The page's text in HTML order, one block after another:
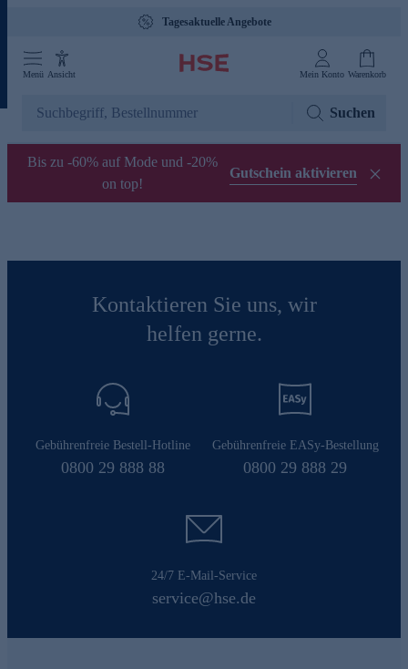
Tagesaktuelle Angebote
Menü Ansicht Mein Konto Warenkorb
Suchen
Bis zu -60% auf Mode und -20%
on top!
Gutschein aktivieren
Kontaktieren Sie uns, wir
helfen gerne.
Gebührenfreie Bestell-Hotline
0800 29 888 88
Gebührenfreie EASy-Bestellung
0800 29 888 29
24/7 E-Mail-Service
service@hse.de